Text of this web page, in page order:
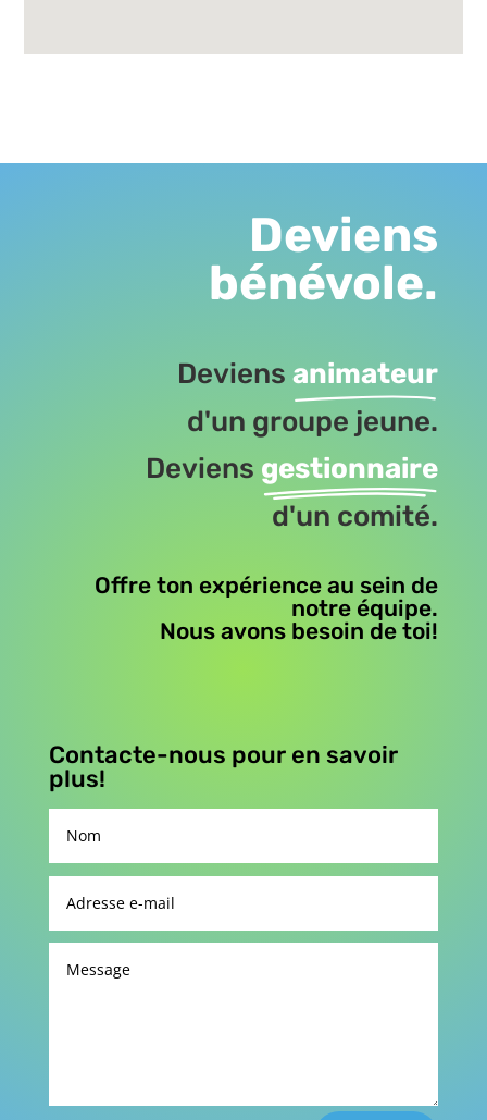
Deviens
bénévole.
Deviensanimateur
d'un groupe jeune.
Deviens gestionnaire
d'un comité.
Offre ton expérience au sein de
notre équipe.
Nous avons besoin de toi!
Contacte-nous pour en savoir
plus!